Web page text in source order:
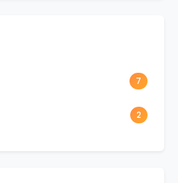
7
2